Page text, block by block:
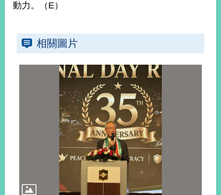
服
本
動力。（E）
相關圖片